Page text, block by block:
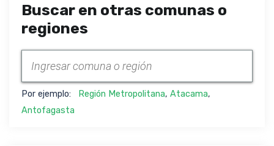
Buscar en otras comunas o
regiones
Por ejemplo: Región Metropolitana, Atacama,
Antofagasta